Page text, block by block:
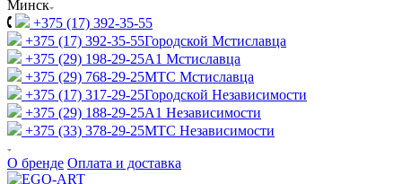
Минск
+375 (17) 392-35-55
+375 (17) 392-35-55Городской Мстиславца
+375 (29) 198-29-25A1 Мстиславца
+375 (29) 768-29-25МТС Мстиславца
+375 (17) 317-29-25Городской Независимости
+375 (29) 188-29-25A1 Независимости
+375 (33) 378-29-25МТС Независимости
О бренде Оплата и доставка